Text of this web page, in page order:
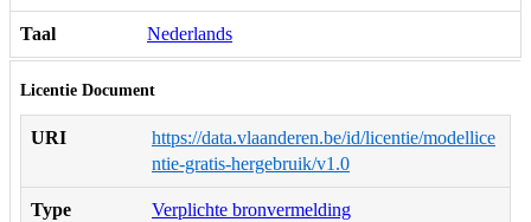
Taal Nederlands
Licentie Document
URI
https://data.vlaanderen.be/id/licentie/modellice
ntie-gratis-hergebruik/v1.0
Type Verplichte bronvermelding